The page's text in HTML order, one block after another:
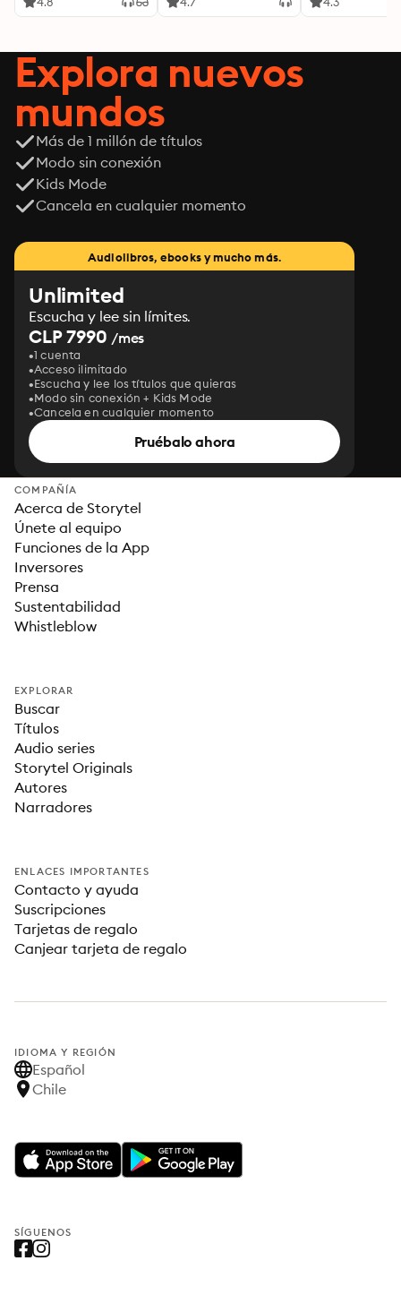
Explora nuevos
mundos
Más de 1 millón de títulos
Modo sin conexión
Kids Mode
Cancela en cualquier momento
Audiolibros, ebooks y mucho más.
Unlimited
Escucha y lee sin límites.
CLP 7990 /mes
1 cuenta
Acceso ilimitado
Escucha y lee los títulos que quieras
Modo sin conexión + Kids Mode
Cancela en cualquier momento
Pruébalo ahora
COMPAÑÍA
Acerca de Storytel
Únete al equipo
Funciones de la App
Inversores
Prensa
Sustentabilidad
Whistleblow
EXPLORAR
Buscar
Títulos
Audio series
Storytel Originals
Autores
Narradores
ENLACES IMPORTANTES
Contacto y ayuda
Suscripciones
Tarjetas de regalo
Canjear tarjeta de regalo
IDIOMA Y REGIÓN
Español
Chile
SÍGUENOS